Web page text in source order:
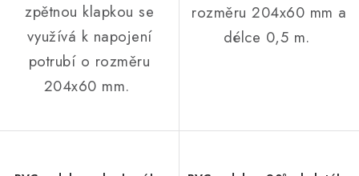
zpětnou klapkou se
využívá k napojení
potrubí o rozměru
204x60 mm.
rozměru 204x60 mm a
délce 0,5 m.